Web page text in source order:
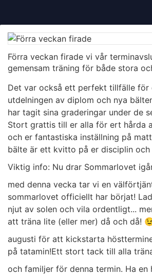
Förra veckan firade vi vår
gemensam träning för både stora
Det var också ett perfekt tillfälle för
utdelningen av diplom och nya
har tagit sina graderingar under de
Stort grattis till er alla för ert hårda
och er fantastiska inställning på
bälte är ett kvitto på er disciplin
Viktig info: Nu drar Sommarlovet
med denna vecka tar vi en
sommarlovet officiellt har börjat!
njut av solen och vila ordentligt...
att träna lite (eller mer) då och då!
augusti för att kickstarta
på tatamin!​Ett stort tack till alla
och familjer för denna termin. Ha en